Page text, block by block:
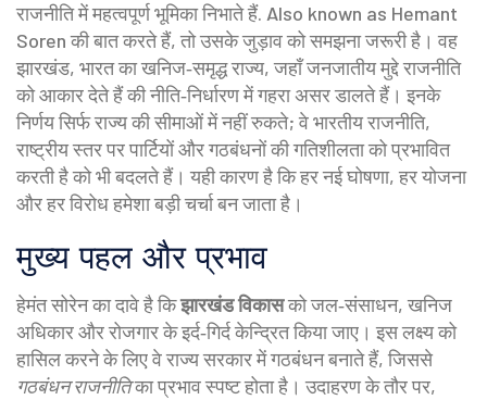
राजनीति में महत्वपूर्ण भूमिका निभाते हैं. Also known as Hemant
Sorenकी बात करते हैं, तो उसके जुड़ाव को समझना जरूरी है। वह
झारखंड, भारत का खनिज‑समृद्ध राज्य, जहाँ जनजातीय मुद्दे राजनीति
को आकार देते हैंकी नीति‑निर्धारण में गहरा असर डालते हैं। इनके
निर्णय सिर्फ राज्य की सीमाओं में नहीं रुकते; वेभारतीय राजनीति,
राष्ट्रीय स्तर पर पार्टियों और गठबंधनों की गतिशीलता को प्रभावित
करती हैको भी बदलते हैं। यही कारण है कि हर नई घोषणा, हर योजना
और हर विरोध हमेशा बड़ी चर्चा बन जाता है।
मुख्य पहल और प्रभाव
हेमंत सोरेन का दावे है किझारखंड विकासको जल‑संसाधन, खनिज
अधिकार और रोजगार के इर्द‑गिर्द केन्द्रित किया जाए। इस लक्ष्य को
हासिल करने के लिए वे राज्य सरकार में गठबंधन बनाते हैं, जिससे
गठबंधन राजनीतिका प्रभाव स्पष्ट होता है। उदाहरण के तौर पर,